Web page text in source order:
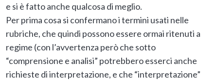
e si è fatto anche qualcosa di meglio.
Per prima cosa si confermano i termini usati nelle
rubriche, che quindi possono essere ormai ritenuti a
regime (con l’avvertenza però che sotto
“comprensione e analisi” potrebbero esserci anche
richieste di interpretazione, e che “interpretazione”